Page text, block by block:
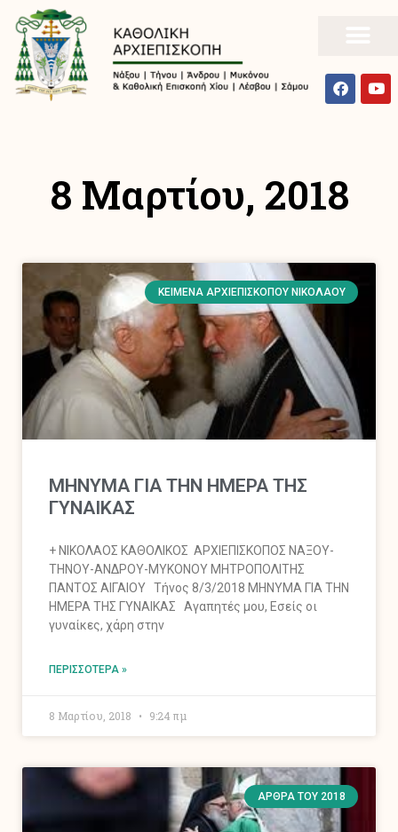
8 Μαρτίου, 2018
ΚΕΊΜΕΝΑ ΑΡΧΙΕΠΙΣΚΌΠΟΥ ΝΙΚΟΛΆΟΥ
ΜΗΝΥΜΑ ΓΙΑ ΤΗΝ ΗΜΕΡΑ ΤΗΣ
ΓΥΝΑΙΚΑΣ
+ ΝΙΚΟΛΑΟΣ ΚΑΘΟΛΙΚΟΣ ΑΡΧΙΕΠΙΣΚΟΠΟΣ ΝΑΞΟΥ-
ΤΗΝΟΥ-ΑΝΔΡΟΥ-ΜΥΚΟΝΟΥ ΜΗΤΡΟΠΟΛΙΤΗΣ
ΠΑΝΤΟΣ ΑΙΓΑΙΟΥ Τήνος 8/3/2018 ΜΗΝΥΜΑ ΓΙΑ ΤΗΝ
ΗΜΕΡΑ ΤΗΣ ΓΥΝΑΙΚΑΣ Αγαπητές μου, Εσείς οι
γυναίκες, χάρη στην
ΠΕΡΙΣΣΌΤΕΡΑ »
8 Μαρτίου, 2018 9:24 πμ
ΆΡΘΡΑ ΤΟΥ 2018